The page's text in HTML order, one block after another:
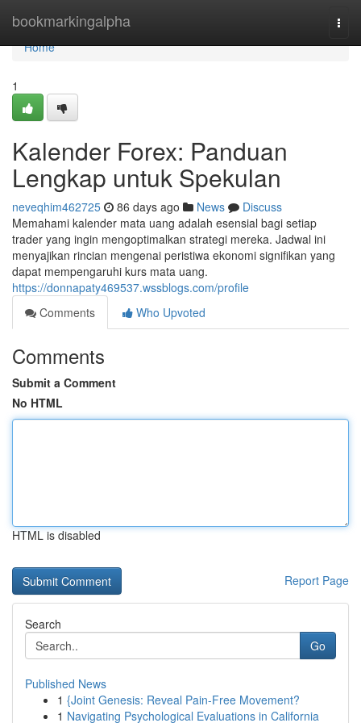
bookmarkingalpha
Home
Home
1
Kalender Forex: Panduan
Lengkap untuk Spekulan
neveqhim462725 86 days ago News
Discuss
Memahami kalender mata uang adalah esensial bagi setiap
trader yang ingin mengoptimalkan strategi mereka. Jadwal ini
menyajikan rincian mengenai peristiwa ekonomi signifikan yang
dapat mempengaruhi kurs mata uang.
https://donnapaty469537.wssblogs.com/profile
Comments
Who Upvoted
Comments
Submit a Comment
No HTML
HTML is disabled
Report Page
Search
Go
Published News
1 {Joint Genesis: Reveal Pain-Free Movement?
1 Navigating Psychological Evaluations in California